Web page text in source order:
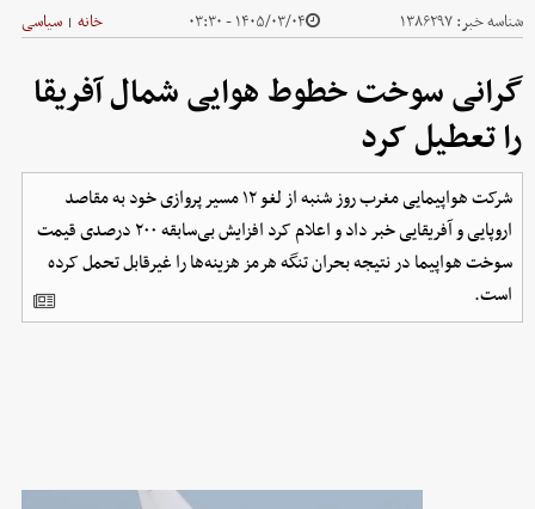
شناسه خبر:۱۳۸۶۲۹۷ ۱۴۰۵/۰۳/۰۴ - ۰۳:۳۰ خانه | سیاسی
گرانی سوخت خطوط هوایی شمال آفریقا
را تعطیل کرد
شرکت هواپیمایی مغرب روز شنبه از لغو ۱۲ مسیر پروازی خود به مقاصد
اروپایی و آفریقایی خبر داد و اعلام کرد افزایش بی‌سابقه ۲۰۰ درصدی قیمت
سوخت هواپیما در نتیجه بحران تنگه هرمز هزینه‌ها را غیرقابل تحمل کرده
است.